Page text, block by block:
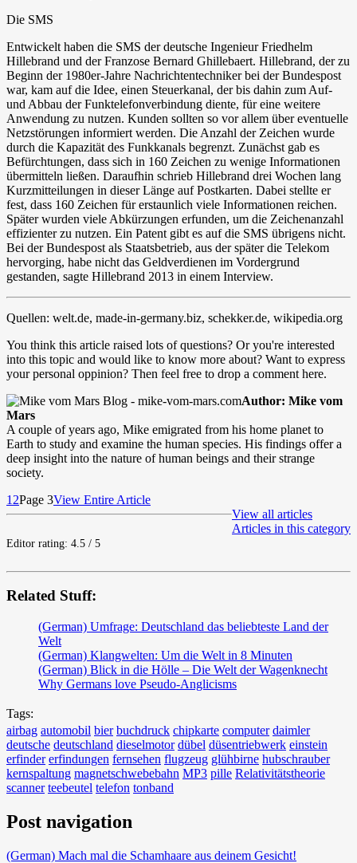
Die SMS
Entwickelt haben die SMS der deutsche Ingenieur Friedhelm
Hillebrand und der Franzose Bernard Ghillebaert. Hillebrand, der zu
Beginn der 1980er-Jahre Nachrichtentechniker bei der Bundespost
war, kam auf die Idee, einen Steuerkanal, der bis dahin zum Auf-
und Abbau der Funktelefonverbindung diente, für eine weitere
Anwendung zu nutzen. Kunden sollten so vor allem über eventuelle
Netzstörungen informiert werden. Die Anzahl der Zeichen wurde
durch die Kapazität des Funkkanals begrenzt. Zunächst gab es
Befürchtungen, dass sich in 160 Zeichen zu wenige Informationen
übermitteln ließen. Daraufhin schrieb Hillebrand drei Wochen lang
Kurzmitteilungen in dieser Länge auf Postkarten. Dabei stellte er
fest, dass 160 Zeichen für erstaunlich viele Informationen reichen.
Später wurden viele Abkürzungen erfunden, um die Zeichenanzahl
effizienter zu nutzen. Ein Patent gibt es auf die SMS übrigens nicht.
Bei der Bundespost als Staatsbetrieb, aus der später die Telekom
hervorging, habe nicht das Geldverdienen im Vordergrund
gestanden, sagte Hillebrand 2013 in einem Interview.
Quellen: welt.de, made-in-germany.biz, schekker.de, wikipedia.org
You think this article raised lots of questions? Or you're interested
into this topic and would like to know more about? Want to express
your personal oppinion? Then feel free to drop a comment here.
Author: Mike vom
Mars
A couple of years ago, Mike emigrated from his home planet to
Earth to study and examine the human species. His findings offer a
deep insight into the nature of human beings and their strange
society.
1 2Page 3View Entire Article
View all articles
Articles in this category
Editor rating: 4.5 / 5
Related Stuff:
(German) Umfrage: Deutschland das beliebteste Land der
Welt
(German) Klangwelten: Um die Welt in 8 Minuten
(German) Blick in die Hölle – Die Welt der Wagenknecht
Why Germans love Pseudo-Anglicisms
Tags:
airbag automobil bier buchdruck chipkarte computer daimler
deutsche deutschland dieselmotor dübel düsentriebwerk einstein
erfinder erfindungen fernsehen flugzeug glühbirne hubschrauber
kernspaltung magnetschwebebahn MP3 pille Relativitätstheorie
scanner teebeutel telefon tonband
Post navigation
(German) Mach mal die Schamhaare aus deinem Gesicht!